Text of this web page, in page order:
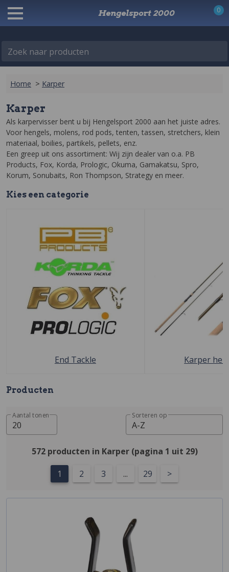
Zoek naar producten
Hengelsport 2000 0
Home > Karper
Karper
Als karpervisser bent u bij Hengelsport 2000 aan het juiste adres.
Voor hengels, molens, rod pods, tenten, tassen, stretchers, klein
materiaal, boilies, partikels, pellets, enz.
Een greep uit ons assortiment: Wij zijn dealer van o.a. PB
Products, Fox, Korda, Prologic, Okuma, Gamakatsu, Spro,
Korum, Sonubaits, Ron Thompson, Strategy en meer.
Kies een categorie
End Tackle Karper
Producten
Aantal tonen
20
Sorteren op
A-Z
572 producten in Karper (pagina 1 uit 29)
1
2 3 ... 29 >